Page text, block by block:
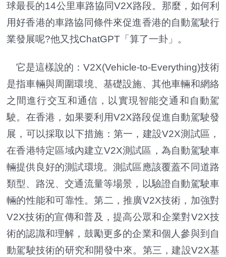
球最長的14公里車路協同V2X路段。那麼，如何利
用好香港的車路協同條件來促進香港的自動駕駛行
業發展呢?他又找ChatGPT「算了一卦」。
它是這樣說的：V2X(Vehicle-to-Everything)技術
是指車輛與周圍環境、基礎設施、其他車輛和網絡
之間進行交互和通信，以實現智能交通和自動駕
駛。在香港，如果要利用V2X路段促進自動駕駛發
展，可以採取以下措施：第一，建設V2X測試區，
在香港特定區域內建立V2X測試區，為自動駕駛車
輛提供良好的測試環境。測試區應該覆蓋不同道路
類型、路況、交通流量等場景，以驗證自動駕駛車
輛的性能和可靠性。第二，推廣V2X技術，加強對
V2X技術的宣傳和普及，提高公眾和企業對V2X技
術的認識和理解，鼓勵更多的企業和個人參與到自
動駕駛技術的研究和開發中來。第三，建設V2X基